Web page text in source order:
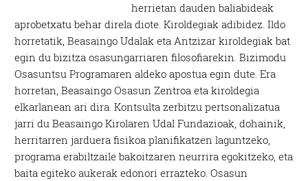
herrietan dauden baliabideak
aprobetxatu behar direla diote. Kiroldegiak adibidez. Ildo
horretatik, Beasaingo Udalak eta Antzizar kiroldegiak bat
egin du bizitza osasungarriaren filosofiarekin. Bizimodu
Osasuntsu Programaren aldeko apostua egin dute. Era
horretan, Beasaingo Osasun Zentroa eta kiroldegia
elkarlanean ari dira. Kontsulta zerbitzu pertsonalizatua
jarri du Beasaingo Kirolaren Udal Fundazioak, dohainik,
herritarren jarduera fisikoa planifikatzen laguntzeko,
programa erabiltzaile bakoitzaren neurrira egokitzeko, eta
baita egiteko aukerak edonori errazteko. Osasun